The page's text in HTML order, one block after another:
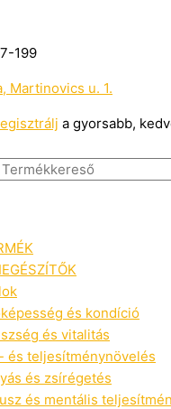
199
Martinovics u. 1.
a gyorsabb,
és kondíció
és vitalitás
és teljesítménynövelés
és zsírégetés
és mentális